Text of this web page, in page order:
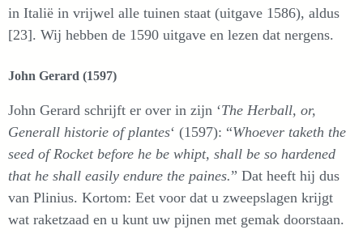
in Italië in vrijwel alle tuinen staat (uitgave 1586), aldus
[23]. Wij hebben de 1590 uitgave en lezen dat nergens.
John Gerard (1597)
John Gerard schrijft er over in zijn ‘The Herball, or,
Generall historie of plantes‘ (1597): “Whoever taketh the
seed of Rocket before he be whipt, shall be so hardened
that he shall easily endure the paines.” Dat heeft hij dus
van Plinius. Kortom: Eet voor dat u zweepslagen krijgt
wat raketzaad en u kunt uw pijnen met gemak doorstaan.